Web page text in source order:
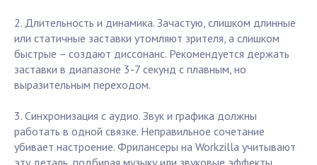
2. Длительность и динамика. Зачастую, слишком длинные
или статичные заставки утомляют зрителя, а слишком
быстрые – создают диссонанс. Рекомендуется держать
заставки в диапазоне 3-7 секунд с плавным, но
выразительным переходом.
3. Синхронизация с аудио. Звук и графика должны
работать в одной связке. Неправильное сочетание
убивает настроение. Фрилансеры на Workzilla учитывают